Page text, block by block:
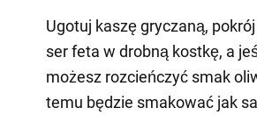
Ugotuj kaszę gryczaną,
ser feta w drobną kostkę, a
możesz rozcieńczyć smak
temu będzie smakować jak